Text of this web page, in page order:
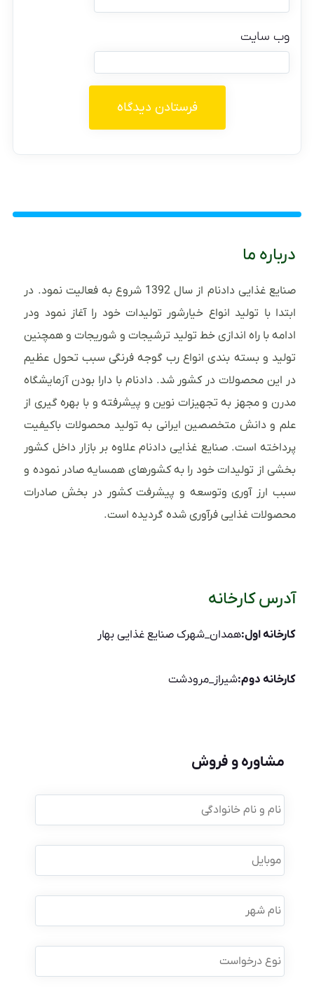
وب‌ سایت
درباره ما
صنایع غذایی دادنام از سال 1392 شروع به فعالیت نمود. در
ابتدا با تولید انواع خیارشور تولیدات خود را آغاز نمود ودر
ادامه با راه اندازی خط تولید ترشیجات و شوریجات و همچنین
تولید و بسته بندی انواع رب گوجه فرنگی سبب تحول عظیم
در این محصولات در کشور شد. دادنام با دارا بودن آزمایشگاه
مدرن و مجهز به تجهیزات نوین و پیشرفته و با بهره گیری از
علم و دانش متخصصین ایرانی به تولید محصولات باکیفیت
پرداخته است. صنایع غذایی دادنام علاوه بر بازار داخل کشور
بخشی از تولیدات خود را به کشورهای همسایه صادر نموده و
سبب ارز آوری وتوسعه و پیشرفت کشور در بخش صادرات
محصولات غذایی فرآوری شده گردیده است.
آدرس کارخانه
کارخانه اول:همدان_شهرک صنایع غذایی بهار
کارخانه دوم:شیراز_مرودشت
مشاوره و فروش
نام
و
نام
موبایل *
نام
شهر
نوع
درخواست *